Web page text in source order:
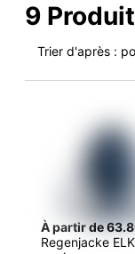
9
À partir de
Regenjacke